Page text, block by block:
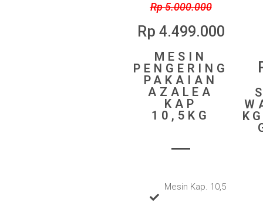
Rp 5.000.000
Rp 4.499.000
MESIN
PENGERING
PAKAIAN
AZALEA
KAP
10,5KG
Mesin Kap. 10,5